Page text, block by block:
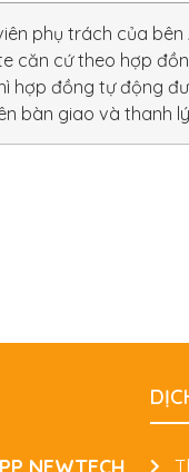
phụ trách của
căn cứ theo hợp
hợp đồng tự động
bàn giao và thanh